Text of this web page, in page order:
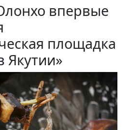
впервые
площадка
Якутии»